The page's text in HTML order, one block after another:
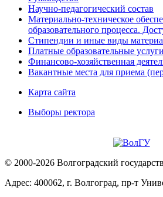
Научно-педагогический состав
Материально-техническое
образовательного процесса.
Стипендии и иные виды
Платные образовательные услуги
Финансово-хозяйственная
Вакантные места для приема
Карта сайта
Выборы ректора
© 2000-2026 Волгоградский
Адрес: 400062, г. Волгоград, пр-т